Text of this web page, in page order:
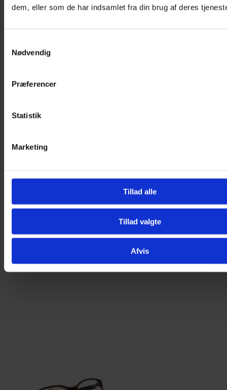
dem, eller som de har indsamlet fra din brug af deres
Nødvendig
Præferencer
Statistik
Marketing
Tillad alle
Tillad valgte
Afvis
Brilleholder – Fugl (Grøn)
Tilføj til kurv